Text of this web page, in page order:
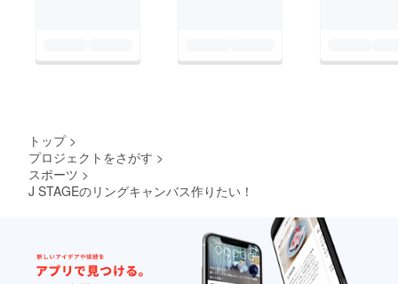
トップ >
プロジェクトをさがす >
スポーツ >
J STAGEのリングキャンバス作りたい！